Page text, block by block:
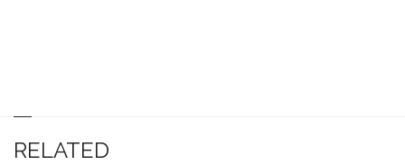
RELATED